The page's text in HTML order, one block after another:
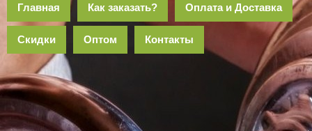
Главная Как заказать? Оплата и Доставка
Скидки Оптом Контакты